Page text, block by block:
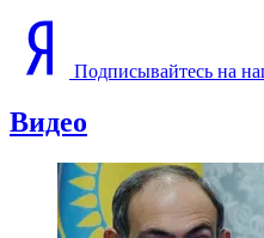
Подписывайтесь на
Видео